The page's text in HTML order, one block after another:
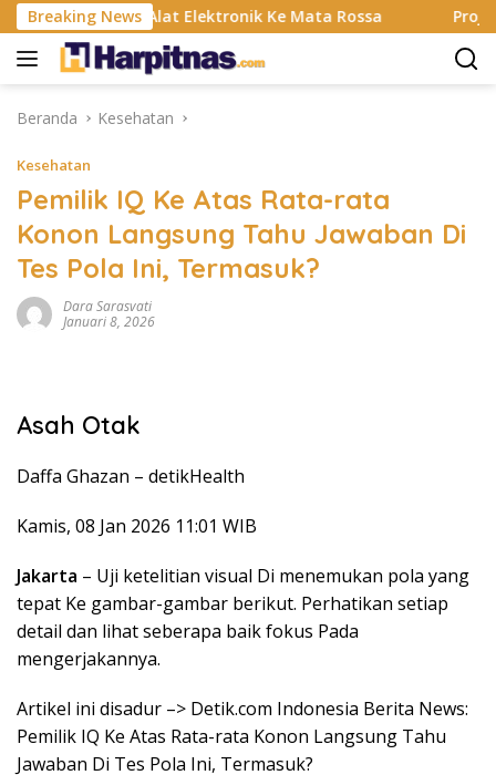
Langsung
ke
konten
Breaking News
Banting, Alat Elektronik Ke Mata Rossa Project
Beranda Kesehatan
Kesehatan
Pemilik IQ Ke Atas Rata-rata
Konon Langsung Tahu Jawaban Di
Tes Pola Ini, Termasuk?
Dara Sarasvati
Januari 8, 2026
Asah Otak
Daffa Ghazan – detikHealth
Kamis, 08 Jan 2026 11:01 WIB
Jakarta – Uji ketelitian visual Di menemukan pola yang
tepat Ke gambar-gambar berikut. Perhatikan setiap
detail dan lihat seberapa baik fokus Pada
mengerjakannya.
Artikel ini disadur –> Detik.com Indonesia Berita News:
Pemilik IQ Ke Atas Rata-rata Konon Langsung Tahu
Jawaban Di Tes Pola Ini, Termasuk?